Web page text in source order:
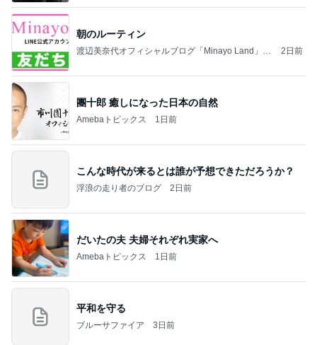
朝のルーティン
渡辺美奈代オフィシャルブログ「Minayo Land」P
2日前
團十郎 癒しになった日本の自然
Amebaトピックス 1日前
こんな時代が来るとは誰が予想できただろうか？
浮浪の走り者のブログ 2日前
だいたの夫 夫婦それぞれ実家へ
Amebaトピックス 1日前
平和を守る
ブルーサファイア 3日前